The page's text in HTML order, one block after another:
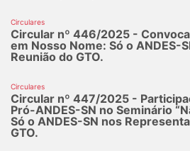
Circulares
Circular nº 446/2025 -
em Nosso Nome: Só o ANDES-
Reunião do GTO.
Circulares
Circular nº 447/2025 -
Pró-ANDES-SN no Seminário
Só o ANDES-SN nos
GTO.